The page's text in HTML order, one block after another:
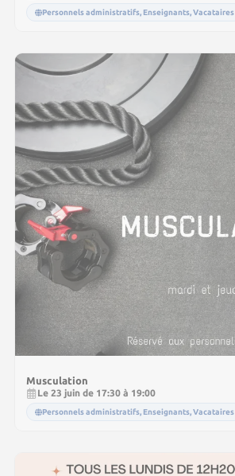
Personnels administratifs, Enseignants, Vacataires
Musculation
Le 23 juin de 17:30 à 19:00
Personnels administratifs, Enseignants, Vacataires